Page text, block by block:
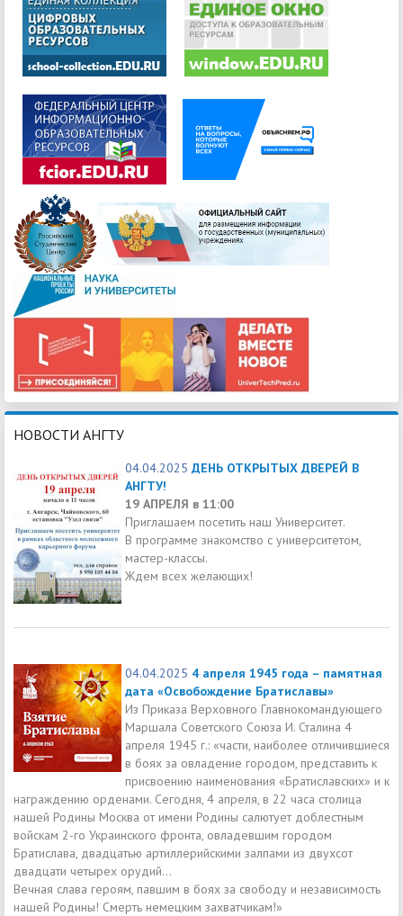
НОВОСТИ АНГТУ
04.04.2025 ДЕНЬ ОТКРЫТЫХ ДВЕРЕЙ В
АНГТУ!
19 АПРЕЛЯ в 11:00
Приглашаем посетить наш Университет.
В программе знакомство с университетом,
мастер-классы.
Ждем всех желающих!
04.04.2025 4 апреля 1945 года – памятная
дата «Освобождение Братиславы»
Из Приказа Верховного Главнокомандующего
Маршала Советского Союза И. Сталина 4
апреля 1945 г.: «части, наиболее отличившиеся
в боях за овладение городом, представить к
присвоению наименования «Братиславских» и к
награждению орденами. Сегодня, 4 апреля, в 22 часа столица
нашей Родины Москва от имени Родины салютует доблестным
войскам 2-го Украинского фронта, овладевшим городом
Братислава, двадцатью артиллерийскими залпами из двухсот
двадцати четырех орудий...
Вечная слава героям, павшим в боях за свободу и независимость
нашей Родины! Смерть немецким захватчикам!»